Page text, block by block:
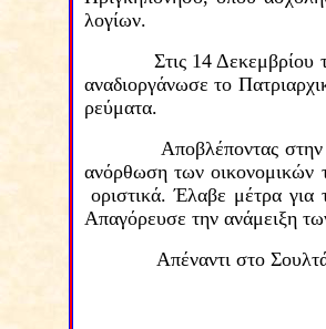
λογίων.
Στις 14 Δεκεμβρίου
αναδιοργάνωσε το
ρεύματα.
Αποβλέποντας
ανόρθωση των οικονομικών
οριστικά. Έλαβε μέτρα για
Απαγόρευσε την ανάμειξη
Απέναντι στο